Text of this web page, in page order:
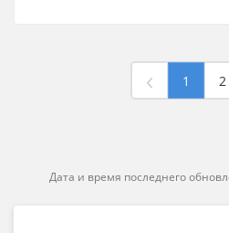
1 2
Дата и время последнего